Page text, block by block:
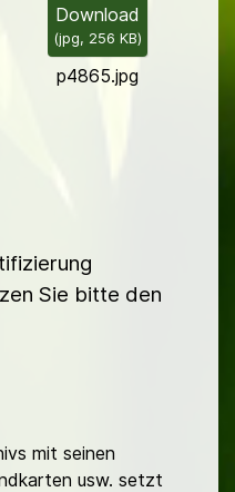
Download
(jpg, 256 KB)
p4865.jpg
Sie bitte den
mit seinen
usw. setzt